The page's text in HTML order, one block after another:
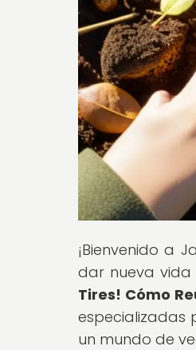
¡Bienvenido a
dar nueva vida
Tires! Cómo
especializadas
un mundo de